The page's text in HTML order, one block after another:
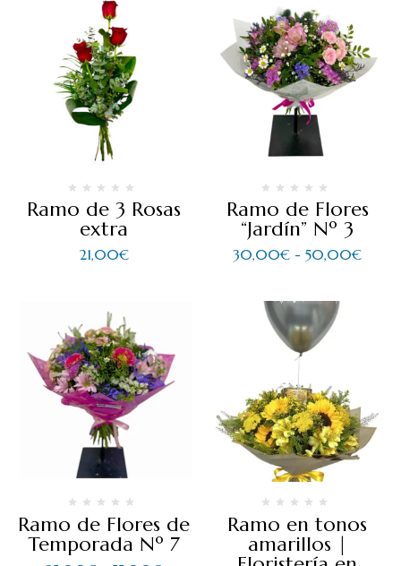
Ramo de 3 Rosas
extra
21,00€
Ramo de Flores
“Jardín” Nº 3
30,00€ - 50,00€
Ramo de Flores de
Temporada Nº 7
Ramo en tonos
amarillos |